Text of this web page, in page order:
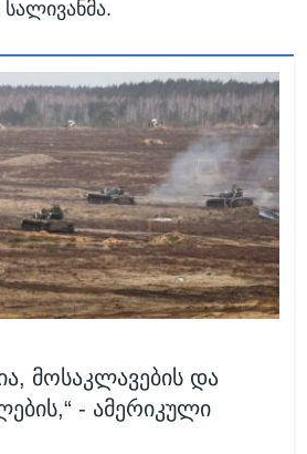
სალივანმა.
მოსაკლავების და
- ამერიკული